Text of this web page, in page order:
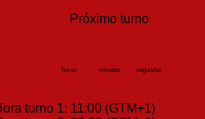
Próximo turno
horas minutos segundos
turno 1: 11:00 (GTM+1)